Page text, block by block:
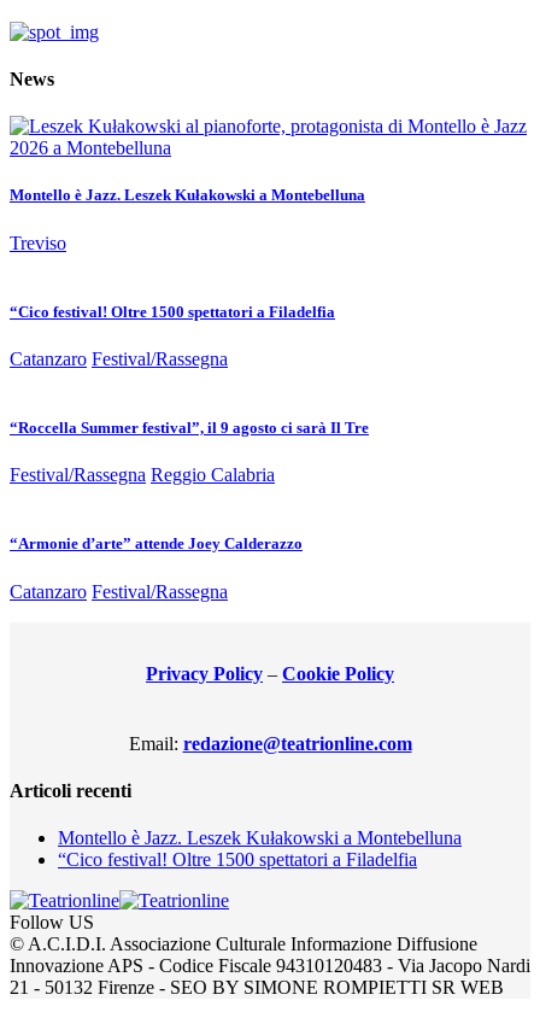
News
Montello è Jazz. Leszek Kułakowski a Montebelluna
Treviso
“Cico festival! Oltre 1500 spettatori a Filadelfia
Catanzaro Festival/Rassegna
“Roccella Summer festival”, il 9 agosto ci sarà Il Tre
Festival/Rassegna Reggio Calabria
“Armonie d’arte” attende Joey Calderazzo
Catanzaro Festival/Rassegna
Privacy Policy – Cookie Policy
Email: redazione@teatrionline.com
Articoli recenti
Montello è Jazz. Leszek Kułakowski a Montebelluna
“Cico festival! Oltre 1500 spettatori a Filadelfia
Follow US
© A.C.I.D.I. Associazione Culturale Informazione Diffusione
Innovazione APS - Codice Fiscale 94310120483 - Via Jacopo Nardi
21 - 50132 Firenze - SEO BY SIMONE ROMPIETTI SR WEB